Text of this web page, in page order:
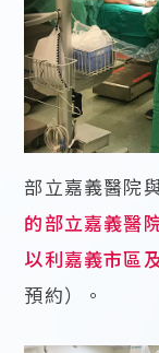
部立嘉義醫院
的部立嘉義醫
以利嘉義市區
預約）。